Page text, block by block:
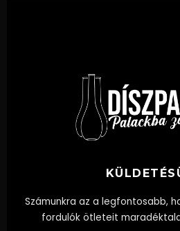
Számunkra az a legfontosabb,
fordulók ötleteit